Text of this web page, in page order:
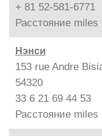
+ 81 52-581-6771
Расстояние miles
Нэнси
153 rue Andre
54320
33 6 21 69 44 53
Расстояние miles